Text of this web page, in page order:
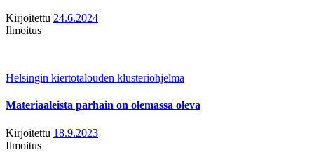
Kirjoitettu 24.6.2024
Ilmoitus
Helsingin kiertotalouden klusteriohjelma
Materiaaleista parhain on olemassa oleva
Kirjoitettu 18.9.2023
Ilmoitus